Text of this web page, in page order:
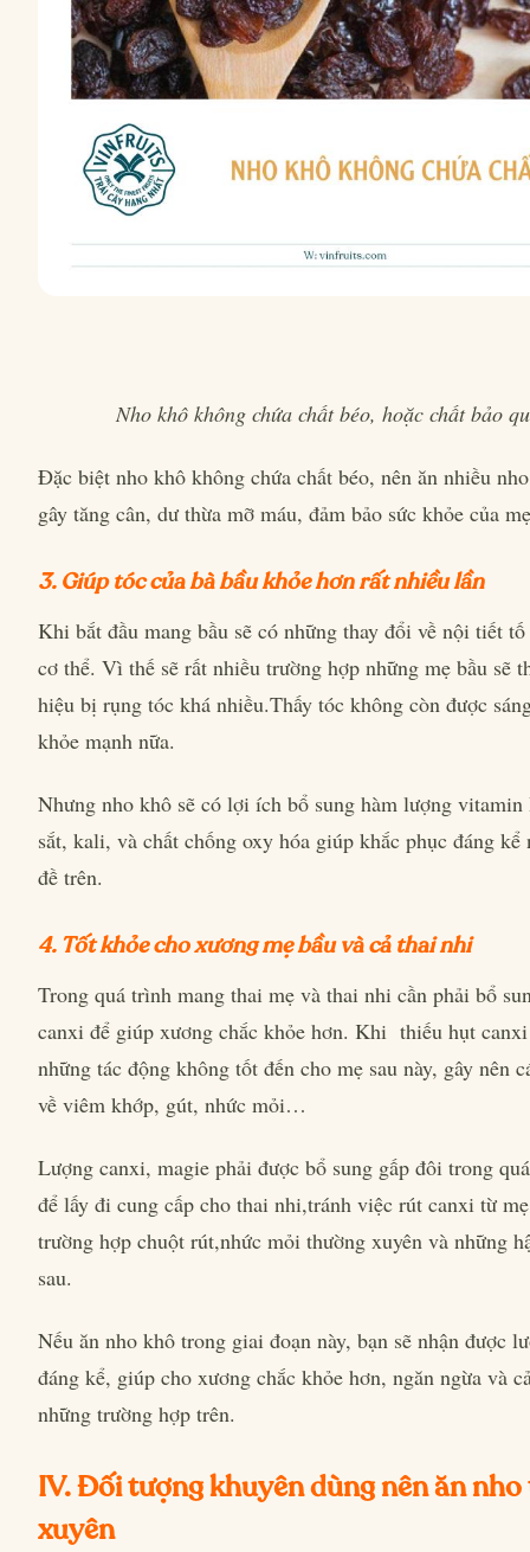
Nho khô không chứa chất béo, hoặc chất bảo
Đặc biệt nho khô không chứa chất béo, nên ăn nhiều
gây tăng cân, dư thừa mỡ máu, đảm bảo sức khỏe của
3. Giúp tóc của bà bầu khỏe hơn rất nhiều lần
Khi bắt đầu mang bầu sẽ có những thay đổi về nội tiết
cơ thể. Vì thế sẽ rất nhiều trường hợp những mẹ bầu sẽ
hiệu bị rụng tóc khá nhiều.Thấy tóc không còn được
khỏe mạnh nữa.
Nhưng nho khô sẽ có lợi ích bổ sung hàm lượng vitamin
sắt, kali, và chất chống oxy hóa giúp khắc phục đáng kể
đề trên.
4. Tốt khỏe cho xương mẹ bầu và cả thai nhi
Trong quá trình mang thai mẹ và thai nhi cần phải bổ
canxi để giúp xương chắc khỏe hơn. Khi thiếu hụt canxi
những tác động không tốt đến cho mẹ sau này, gây nên
về viêm khớp, gút, nhức mỏi…
Lượng canxi, magie phải được bổ sung gấp đôi trong
để lấy đi cung cấp cho thai nhi,tránh việc rút canxi từ
trường hợp chuột rút,nhức mỏi thường xuyên và những
sau.
Nếu ăn nho khô trong giai đoạn này, bạn sẽ nhận được
đáng kể, giúp cho xương chắc khỏe hơn, ngăn ngừa và
những trường hợp trên.
IV. Đối tượng khuyên dùng nên ăn
xuyên